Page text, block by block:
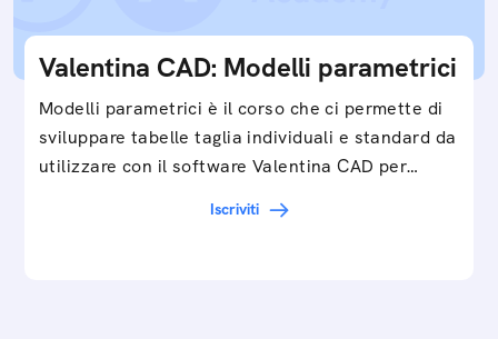
Valentina CAD: Modelli parametrici
Modelli parametrici è il corso che ci permette di
sviluppare tabelle taglia individuali e standard da
utilizzare con il software Valentina CAD per…
Iscriviti